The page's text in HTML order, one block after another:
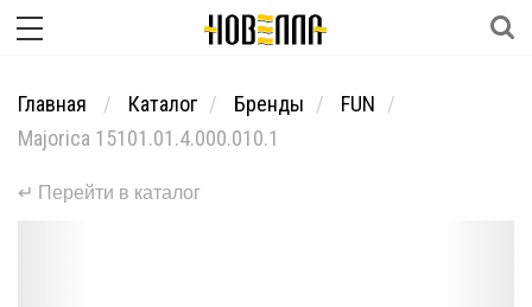
Главная Каталог Бренды
FUN
Majorica 15101.01.4.000.010.1
↵ Перейти в каталог